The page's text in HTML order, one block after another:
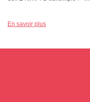
En savoir plus